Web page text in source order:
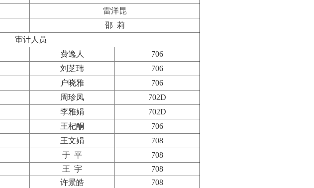
雷洋昆
邵 莉
审计人员
费逸人
706
刘芝玮
706
户晓雅 706
周珍凤
702D
李雅娟
702D
王杞酮 706
王文娟
708
于 平
708
王 宇
708
许景皓 708